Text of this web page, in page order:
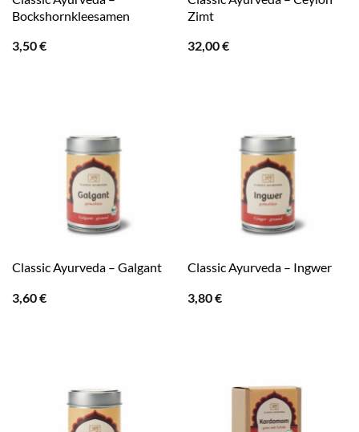
Bockshornkleesamen
3,50€
Zimt
32,00€
Classic Ayurveda – Galgant
3,60€
Classic Ayurveda – Ingwer
3,80€